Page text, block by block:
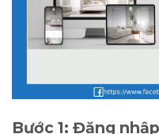
Bước 1: Đăng